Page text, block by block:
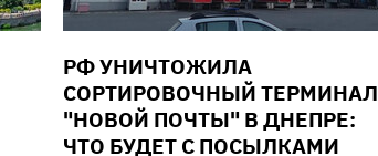
РФ УНИЧТОЖИЛА
СОРТИРОВОЧНЫЙ ТЕРМИНАЛ
"НОВОЙ ПОЧТЫ" В ДНЕПРЕ:
ЧТО БУДЕТ С ПОСЫЛКАМИ